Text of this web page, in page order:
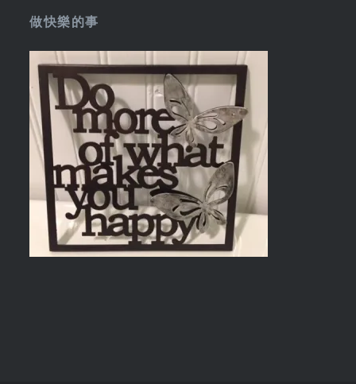
做快樂的事